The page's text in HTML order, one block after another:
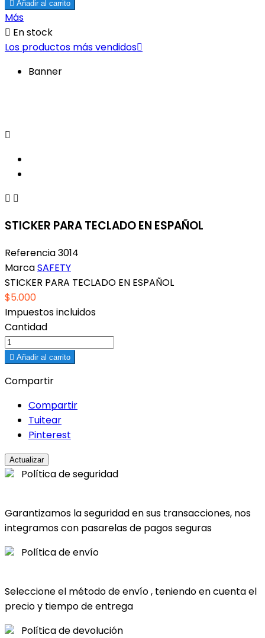
 Añadir al carrito
Más
 En stock
Los productos más vendidos
Banner

 
STICKER PARA TECLADO EN ESPAÑOL
Referencia3014
MarcaSAFETY
STICKER PARA TECLADO EN ESPAÑOL
$5.000
Impuestos incluidos
Cantidad
 Añadir al carrito
Compartir
Compartir
Tuitear
Pinterest
Política de seguridad
Garantizamos la seguridad en sus transacciones, nos
integramos con pasarelas de pagos seguras
Política de envío
Seleccione el método de envío , teniendo en cuenta el
precio y tiempo de entrega
Política de devolución